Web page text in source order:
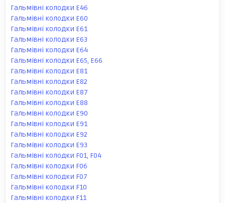
Гальмівні колодки E46
Гальмівні колодки E60
Гальмівні колодки E61
Гальмівні колодки E63
Гальмівні колодки E64
Гальмівні колодки E65, E66
Гальмівні колодки E81
Гальмівні колодки E82
Гальмівні колодки E87
Гальмівні колодки E88
Гальмівні колодки E90
Гальмівні колодки E91
Гальмівні колодки E92
Гальмівні колодки E93
Гальмівні колодки F01, F04
Гальмівні колодки F06
Гальмівні колодки F07
Гальмівні колодки F10
Гальмівні колодки F11